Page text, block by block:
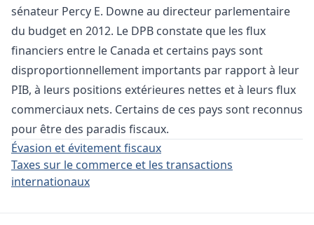
sénateur Percy E. Downe au directeur parlementaire
du budget en 2012. Le DPB constate que les flux
financiers entre le Canada et certains pays sont
disproportionnellement importants par rapport à leur
PIB, à leurs positions extérieures nettes et à leurs flux
commerciaux nets. Certains de ces pays sont reconnus
pour être des paradis fiscaux.
Évasion et évitement fiscaux
Taxes sur le commerce et les transactions
internationaux